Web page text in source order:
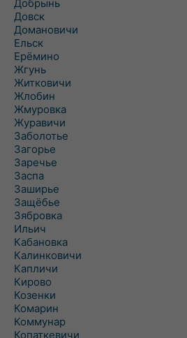
Добрынь
Довск
Домановичи
Ельск
Ерёмино
Жгунь
Житковичи
Жлобин
Жмуровка
Журавичи
Заболотье
Загорье
Заречье
Заспа
Заширье
Защёбье
Зябровка
Ильич
Кабановка
Калинковичи
Капличи
Кирово
Козенки
Комарин
Коммунар
Копаткевичи